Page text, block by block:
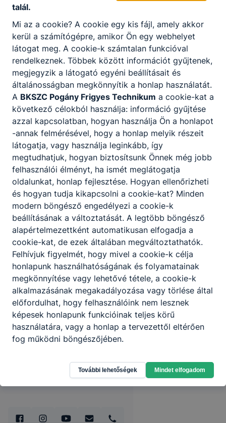
Beiratkozás 2026
Beiratkozás a 2026/27-es
tanévre
2026. jún. 11. pogi
Partnereink
talál.
Mi az a cookie? A cookie egy kis fájl, amely akkor
kerül a számítógépre, amikor Ön egy webhelyet
látogat meg. A cookie-k számtalan funkcióval
rendelkeznek. Többek között információt gyűjtenek,
megjegyzik a látogató egyéni beállításait és
általánosságban megkönnyítik a honlap használatát.
A BKSZC Pogány Frigyes Technikum a cookie-kat a
következő célokból használja: információ gyűjtése
azzal kapcsolatban, hogyan használja Ön a honlapot
-annak felmérésével, hogy a honlap melyik részeit
látogatja, vagy használja leginkább, így
megtudhatjuk, hogyan biztosítsunk Önnek még jobb
felhasználói élményt, ha ismét meglátogatja
oldalunkat, honlap fejlesztése. Hogyan ellenőrizheti
és hogyan tudja kikapcsolni a cookie-kat? Minden
modern böngésző engedélyezi a cookie-k
beállításának a változtatását. A legtöbb böngésző
alapértelmezettként automatikusan elfogadja a
cookie-kat, de ezek általában megváltoztathatók.
Felhívjuk figyelmét, hogy mivel a cookie-k célja
honlapunk használhatóságának és folyamatainak
megkönnyítése vagy lehetővé tétele, a cookie-k
alkalmazásának megakadályozása vagy törlése által
előfordulhat, hogy felhasználóink nem lesznek
képesek honlapunk funkcióinak teljes körű
használatára, vagy a honlap a tervezettől eltérően
fog működni böngészőjében.
További lehetőségek Mindet elfogadom